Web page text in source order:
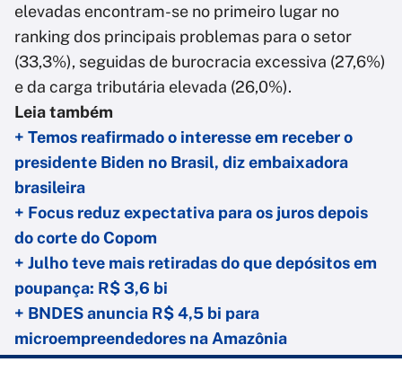
elevadas encontram-se no primeiro lugar no
ranking dos principais problemas para o setor
(33,3%), seguidas de burocracia excessiva (27,6%)
e da carga tributária elevada (26,0%).
Leia também
+ Temos reafirmado o interesse em receber o
presidente Biden no Brasil, diz embaixadora
brasileira
+ Focus reduz expectativa para os juros depois
do corte do Copom
+ Julho teve mais retiradas do que depósitos em
poupança: R$ 3,6 bi
+ BNDES anuncia R$ 4,5 bi para
microempreendedores na Amazônia